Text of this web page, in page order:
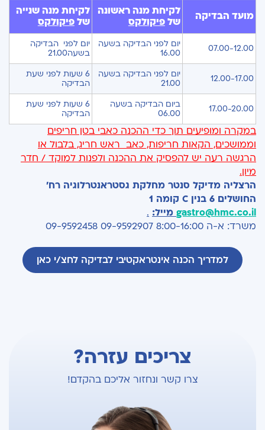
מועד הבדיקה
לקיחת מנה ראשונה
שלפיקולקס
לקיחת מנה שנייה
שלפיקולקס
07.00-12.00
יום לפני הבדיקה בשעה
16.00
יום לפני הבדיקה
בשעה21.00
12.00-17.00
יום לפני הבדיקה בשעה
21.00
6 שעות לפני שעת
הבדיקה
17.00-20.00
ביום הבדיקה בשעה
06.00
6 שעות לפני שעת
הבדיקה
במקרה ומופיעים תוך כדי ההכנה כאבי בטן חריפים
וממושכים, הקאות חריפות, כאב ראש חריג, בלבול או
הרגשה רעה יש להפסיק את ההכנה ולפנות למוקד / חדר
מיון.
הרצליה מדיקל סנטר מחלקת גסטראנטרלוגיה רח'
החושלים 6 בנין
C קומה 1
gastro@hmc.co.il מייל: .
משרד: א-ה 8:00-16:00 09-9592907 09-9592458
למדריך הכנה אינטראקטיבי לבדיקה לחצ/י כאן
צריכים עזרה?
צרו קשר ונחזור אליכם בהקדם!